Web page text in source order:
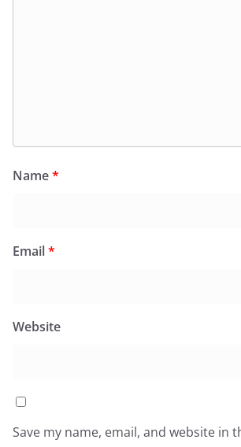
Name*
Email*
Website
Save my name, email, and website in